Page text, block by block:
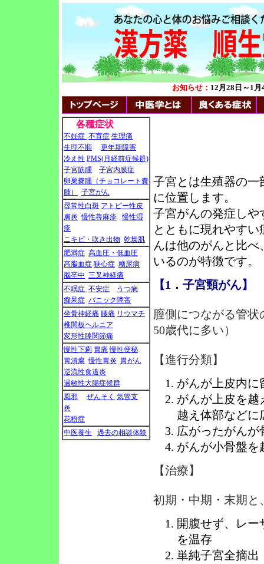
お知らせ： 12月28日～1
各種症状
不妊症 不育症 生理痛
生理不順
更年期障害
冷え性 PMS(月経前症候群)
子宮筋腫
子宮内膜症
卵巣嚢腫（チョコレート嚢
腫）
子宮がん
尋常性白斑 アトピー性皮
膚炎 慢性蕁麻疹
慢性湿
疹
ニキビ・吹き出物 乾燥肌
肥満症 高血圧・低血圧
高脂血症 狭心症 糖尿病
脳卒中 三叉神経痛
不眠症 不安症
うつ病
痴呆症 パニック障害
坐骨神経痛 腰痛 リウマチ
椎間板ヘルニア
変形性膝関節痛
慢性下痢 胃痛 慢性便秘
胃潰瘍 慢性胃炎 胃がん
逆流性食道炎
過敏性大腸症候群
風邪
ぜんそく 気管支
炎
花粉症
中医養生
過去の相談体験
子宮とは生殖器の一
に位置します。
子宮がんの発症しや
とともに現れやす
んは他のがんと比
いるのが特徴です。
【1．子宮頸がん】
膣側につながる管
50歳代に多い）
【進行分類】
がんが上皮内に
がんが上皮を越
越え体部などに
広がったがん
がんが小骨盤を
【治療】
初期・中期・末期と
開腹せず、レ
を温存
単純子宮全摘出